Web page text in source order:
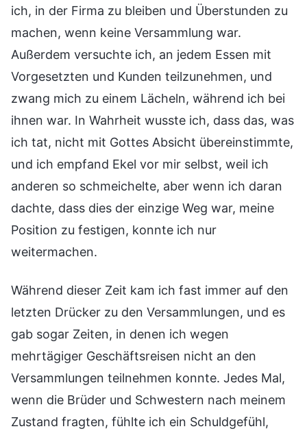
ich, in der Firma zu bleiben und Überstunden zu
machen, wenn keine Versammlung war.
Außerdem versuchte ich, an jedem Essen mit
Vorgesetzten und Kunden teilzunehmen, und
zwang mich zu einem Lächeln, während ich bei
ihnen war. In Wahrheit wusste ich, dass das, was
ich tat, nicht mit Gottes Absicht übereinstimmte,
und ich empfand Ekel vor mir selbst, weil ich
anderen so schmeichelte, aber wenn ich daran
dachte, dass dies der einzige Weg war, meine
Position zu festigen, konnte ich nur
weitermachen.
Während dieser Zeit kam ich fast immer auf den
letzten Drücker zu den Versammlungen, und es
gab sogar Zeiten, in denen ich wegen
mehrtägiger Geschäftsreisen nicht an den
Versammlungen teilnehmen konnte. Jedes Mal,
wenn die Brüder und Schwestern nach meinem
Zustand fragten, fühlte ich ein Schuldgefühl,